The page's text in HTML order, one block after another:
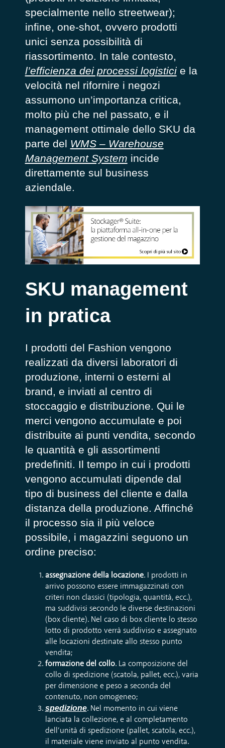
specialmente nello streetwear);
infine, one-shot, ovvero prodotti
unici senza possibilità di
riassortimento. In tale contesto,
l’efficienza dei processi logisticie la
velocità nel rifornire i negozi
assumono un’importanza critica,
molto più che nel passato, e il
management ottimale dello SKU da
parte del WMS – Warehouse
Management System incide
direttamente sul business
aziendale.
SKU management
in pratica
I prodotti del Fashion vengono
realizzati da diversi laboratori di
produzione, interni o esterni al
brand, e inviati al centro di
stoccaggio e distribuzione. Qui le
merci vengono accumulate e poi
distribuite ai punti vendita, secondo
le quantità e gli assortimenti
predefiniti. Il tempo in cui i prodotti
vengono accumulati dipende dal
tipo di business del cliente e dalla
distanza della produzione. Affinché
il processo sia il più veloce
possibile, i magazzini seguono un
ordine preciso:
assegnazione della locazione. I prodotti in
arrivo possono essere immagazzinati con
criteri non classici (tipologia, quantità, ecc.),
ma suddivisi secondo le diverse destinazioni
(box cliente). Nel caso di box cliente lo stesso
lotto di prodotto verrà suddiviso e assegnato
alle locazioni destinate allo stesso punto
vendita;
formazione del collo. La composizione del
collo di spedizione (scatola, pallet, ecc.), varia
per dimensione e peso a seconda del
contenuto, non omogeneo;
spedizione. Nel momento in cui viene
lanciata la collezione, e al completamento
dell’unità di spedizione (pallet, scatola, ecc.),
il materiale viene inviato al punto vendita.